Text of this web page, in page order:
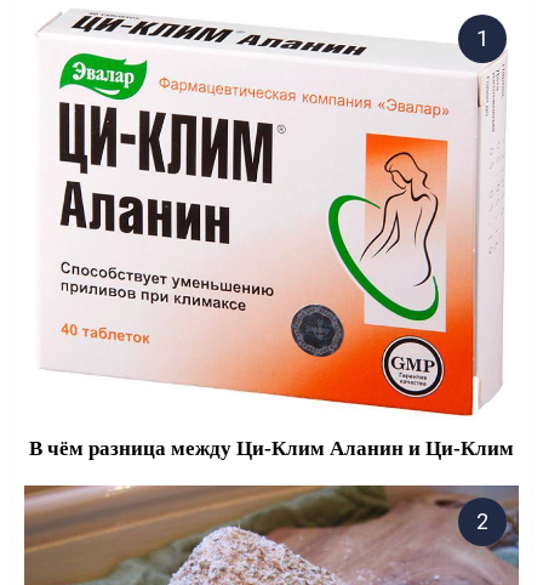
В чём разница между Ци-Клим Аланин и Ци-Клим